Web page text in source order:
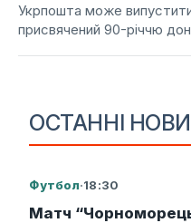
ОСТАННІ
Футбол·18:30
Матч
Укрпошта може
присвячений 90-річчю